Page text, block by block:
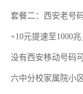
套餐二：西安老号
+10元提速至1000
没有西安移动号码
六中分校家属院小区